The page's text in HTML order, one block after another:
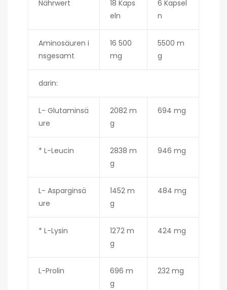
Nährwert
18 Kaps
eln
6 Kapsel
n
Aminosäuren i
nsgesamt
16 500
mg
5500 m
g
darin:
L- Glutaminsä
ure
2082 m
g
694 mg
* L-Leucin
2838 m
g
946 mg
L- Asparginsä
ure
1452 m
g
484 mg
* L-Lysin
1272 m
g
424 mg
L-Prolin
696 m
g
232 mg